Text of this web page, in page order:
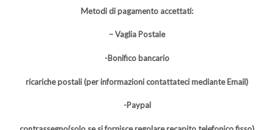
Metodi di pagamento accettati:
– Vaglia Postale
-Bonifico bancario
ricariche postali (per informazioni contattateci mediante Email)
-Paypal